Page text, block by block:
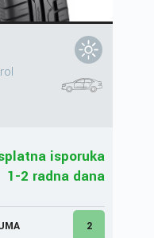
isporuka
1-2 radna dana
2